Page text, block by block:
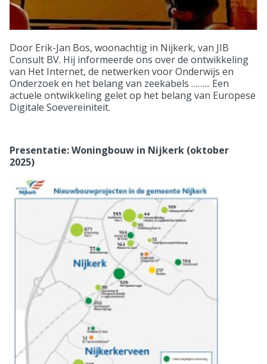
Door Erik-Jan Bos, woonachtig in Nijkerk, van JIB
Consult BV. Hij informeerde ons over de ontwikkeling
van Het Internet, de netwerken voor Onderwijs en
Onderzoek en het belang van zeekabels ……... Een
actuele ontwikkeling gelet op het belang van Europese
Digitale Soevereiniteit.
Presentatie: Woningbouw in Nijkerk (oktober
2025)